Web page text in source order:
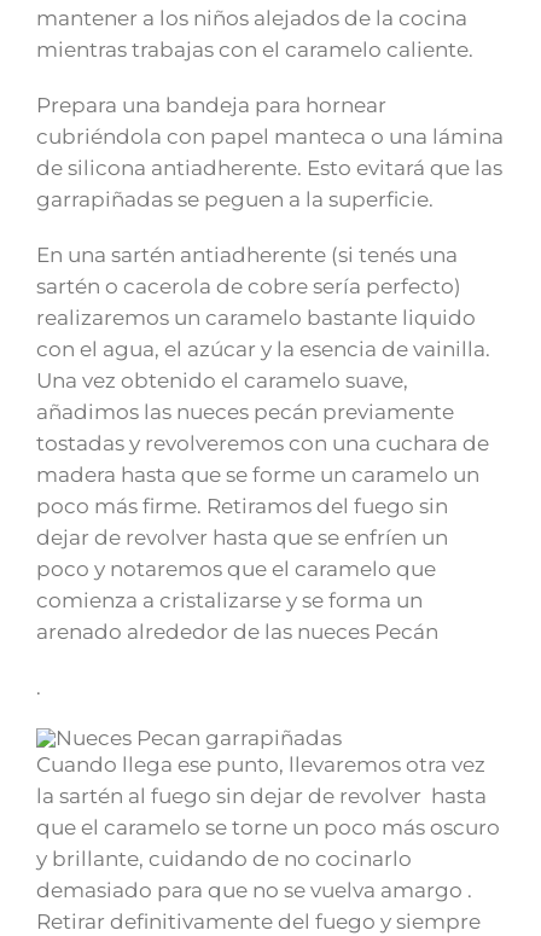
mantener a los niños alejados de la cocina
mientras trabajas con el caramelo caliente.
Prepara una bandeja para hornear
cubriéndola con papel manteca o una lámina
de silicona antiadherente. Esto evitará que las
garrapiñadas se peguen a la superficie.
En una sartén antiadherente (si tenés una
sartén o cacerola de cobre sería perfecto)
realizaremos un caramelo bastante liquido
con el agua, el azúcar y la esencia de vainilla.
Una vez obtenido el caramelo suave,
añadimos las nueces pecán previamente
tostadas y revolveremos con una cuchara de
madera hasta que se forme un caramelo un
poco más firme. Retiramos del fuego sin
dejar de revolver hasta que se enfríen un
poco y notaremos que el caramelo que
comienza a cristalizarse y se forma un
arenado alrededor de las nueces Pecán
.
Cuando llega ese punto, llevaremos otra vez
la sartén al fuego sin dejar de revolver hasta
que el caramelo se torne un poco más oscuro
y brillante, cuidando de no cocinarlo
demasiado para que no se vuelva amargo .
Retirar definitivamente del fuego y siempre